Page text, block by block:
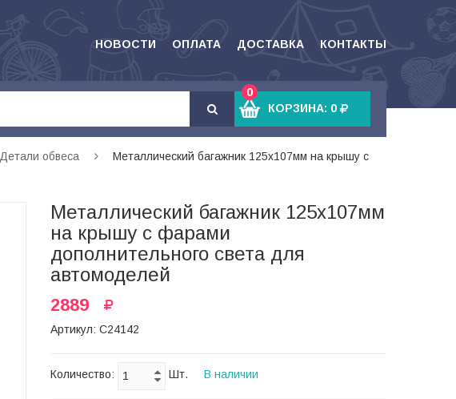
НОВОСТИ ОПЛАТА ДОСТАВКА КОНТАКТЫ
0
КОРЗИНА: 0
Детали обвеса
Металлический багажник 125x107мм на крышу с
Металлический багажник 125x107мм
на крышу с фарами
дополнительного света для
автомоделей
2889
Артикул: C24142
Количество: Шт. В наличии